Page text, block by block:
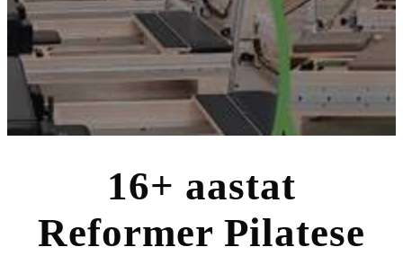
16+ aastat
Reformer Pilatese